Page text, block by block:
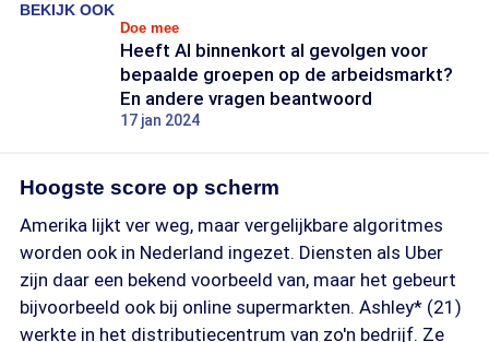
BEKIJK OOK
Doe mee
Heeft AI binnenkort al gevolgen voor
bepaalde groepen op de arbeidsmarkt?
En andere vragen beantwoord
17 jan 2024
Hoogste score op scherm
Amerika lijkt ver weg, maar vergelijkbare algoritmes
worden ook in Nederland ingezet. Diensten als Uber
zijn daar een bekend voorbeeld van, maar het gebeurt
bijvoorbeeld ook bij online supermarkten. Ashley* (21)
werkte in het distributiecentrum van zo'n bedrijf. Ze